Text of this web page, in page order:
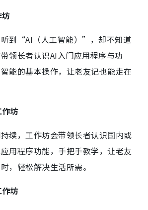
到“AI（人工智能）”，却不知道
领长者认识AI入门应用程序与功
能的基本操作，让老友记也能走在
坊
续，工作坊会带领长者认识国内或
用程序功能，手把手教学，让老友
，轻松解决生活所需。
坊